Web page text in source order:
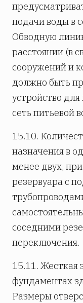
подачи воды в
Обводную
расстоянии (в
сооружений и
должно быть
устройство
сеть питьевой
15.10.
назначения в
менее двух,
резервуара с
соседними
переключения.
15.11. Жесткая
фундаментах
Размеры